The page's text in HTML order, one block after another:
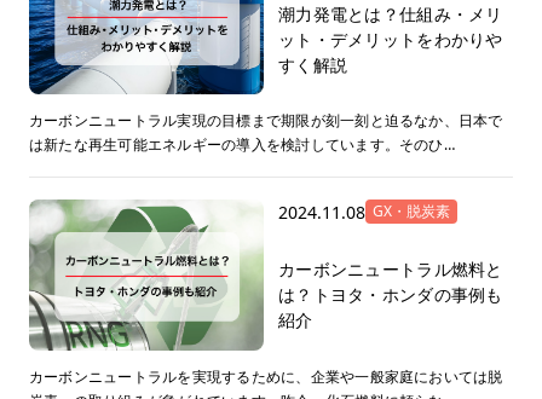
潮力発電とは？仕組み・メリ
ット・デメリットをわかりや
すく解説
カーボンニュートラル実現の目標まで期限が刻一刻と迫るなか、日本で
は新たな再生可能エネルギーの導入を検討しています。そのひ…
2024.11.08 GX・脱炭素
カーボンニュートラル燃料と
は？トヨタ・ホンダの事例も
紹介
カーボンニュートラルを実現するために、企業や一般家庭においては脱